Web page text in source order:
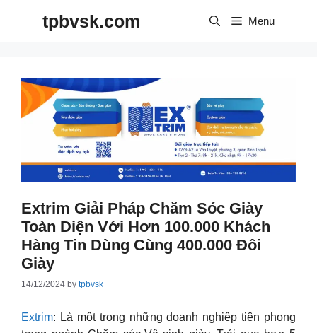
tpbvsk.com Menu
Extrim Giải Pháp Chăm Sóc Giày
Toàn Diện Với Hơn 100.000 Khách
Hàng Tin Dùng Cùng 400.000 Đôi
Giày
14/12/2024 by tpbvsk
Extrim: Là một trong những doanh nghiệp tiên phong